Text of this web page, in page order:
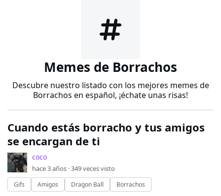
Memes de Borrachos
Descubre nuestro listado con los mejores memes de
Borrachos en español, ¡échate unas risas!
Cuando estás borracho y tus amigos
se encargan de ti
coco
hace 3 años ·349veces visto
Gifs Amigos Dragon Ball Borrachos